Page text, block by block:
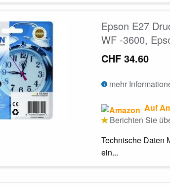
Epson E27
WF -3600,
CHF 34.60
mehr
Auf
Berichten Sie
Technische Daten
ein...